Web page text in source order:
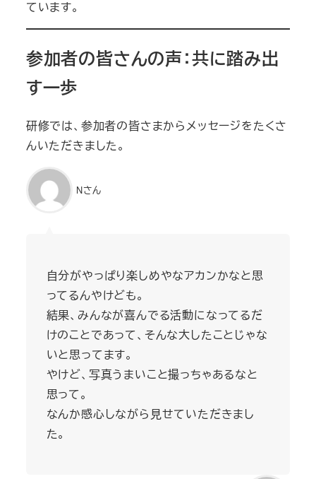
ています。
参加者の皆さんの声：共に踏み出
す一歩
研修では、参加者の皆さまからメッセージをたくさ
んいただきました。
Nさん
自分がやっぱり楽しめやなアカンかなと思
ってるんやけども。
結果、みんなが喜んでる活動になってるだ
けのことであって、そんな大したことじゃな
いと思ってます。
やけど、写真うまいこと撮っちゃあるなと
思って。
なんか感心しながら見せていただきまし
た。